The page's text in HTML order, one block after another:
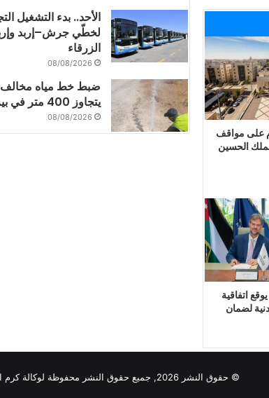
على مواقف
الحسين
اتفاقية
لضمان
الأحد.. بدء التشغيل
لخطّي جرش–إربد
الزرقاء
08/08/2026
ضبط خط مياه
يتجاوز 400 متر في بيرين
08/08/2026
© حقوق النشر 2026, جميع حقوق النشر محفوظة لوكالة كرم الإخبارية |